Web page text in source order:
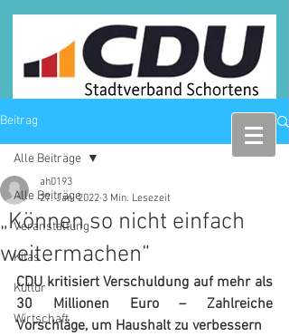
Beitrag
Alle Beiträge
Veranstaltung
Kitas
Kultur
Wirtschaft
Alle Beiträge
„Können so nicht einfach
weitermachen“
ah0193
27. Jan. 2022 3 Min. Lesezeit
CDU kritisiert Verschuldung auf mehr als
30 Millionen Euro – Zahlreiche
Vorschläge, um Haushalt zu verbessern